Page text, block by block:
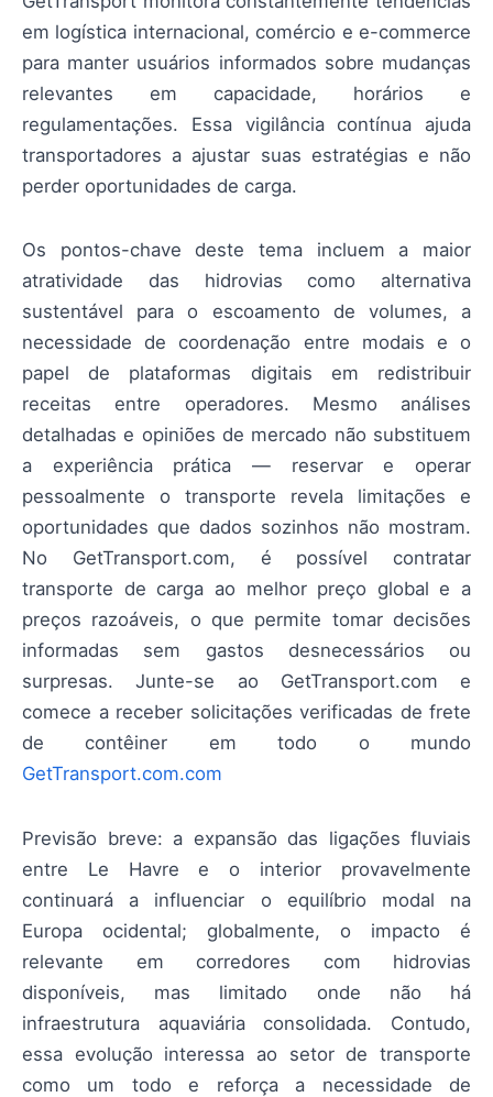
em logística internacional, comércio e e-commerce
para manter usuários informados sobre mudanças
relevantes em capacidade, horários e
regulamentações. Essa vigilância contínua ajuda
transportadores a ajustar suas estratégias e não
perder oportunidades de carga.
Os pontos-chave deste tema incluem a maior
atratividade das hidrovias como alternativa
sustentável para o escoamento de volumes, a
necessidade de coordenação entre modais e o
papel de plataformas digitais em redistribuir
receitas entre operadores. Mesmo análises
detalhadas e opiniões de mercado não substituem
a experiência prática — reservar e operar
pessoalmente o transporte revela limitações e
oportunidades que dados sozinhos não mostram.
No GetTransport.com, é possível contratar
transporte de carga ao melhor preço global e a
preços razoáveis, o que permite tomar decisões
informadas sem gastos desnecessários ou
surpresas. Junte-se ao GetTransport.com e
comece a receber solicitações verificadas de frete
de contêiner em todo o mundo
GetTransport.com.com
Previsão breve: a expansão das ligações fluviais
entre Le Havre e o interior provavelmente
continuará a influenciar o equilíbrio modal na
Europa ocidental; globalmente, o impacto é
relevante em corredores com hidrovias
disponíveis, mas limitado onde não há
infraestrutura aquaviária consolidada. Contudo,
essa evolução interessa ao setor de transporte
como um todo e reforça a necessidade de